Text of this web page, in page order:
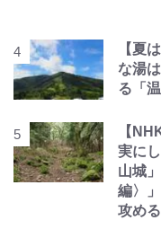
【夏
な湯
る「
【
実に
山城
編〉
攻め